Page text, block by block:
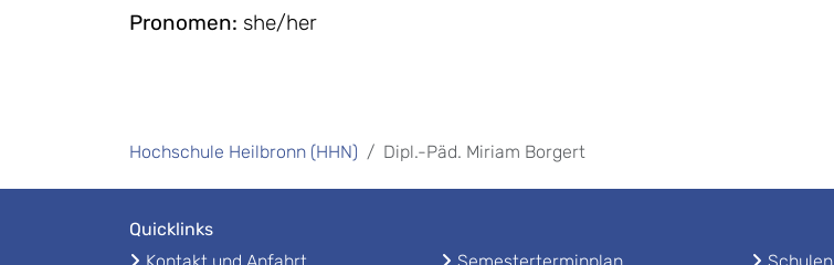
Pronomen: she/her
Hochschule Heilbronn (HHN) Dipl.-Päd. Miriam Borgert
Quicklinks